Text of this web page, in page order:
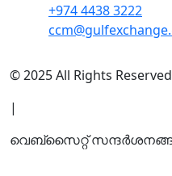
+974 4438 3222
© 2025 All Rights
|
വെബ്സൈറ്റ്